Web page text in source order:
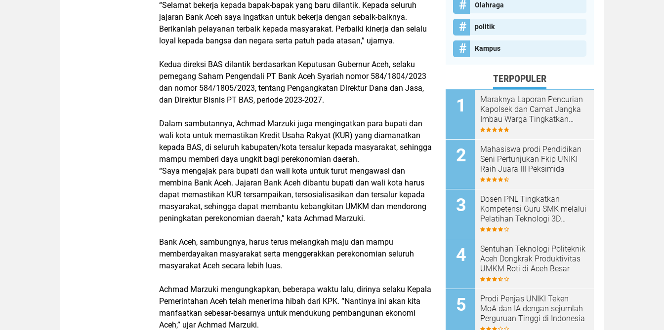
“Selamat bekerja kepada bapak-bapak yang baru dilantik. Kepada seluruh
jajaran Bank Aceh saya ingatkan untuk bekerja dengan sebaik-baiknya.
Berikanlah pelayanan terbaik kepada masyarakat. Perbaiki kinerja dan selalu
loyal kepada bangsa dan negara serta patuh pada atasan,” ujarnya.
Kedua direksi BAS dilantik berdasarkan Keputusan Gubernur Aceh, selaku
pemegang Saham Pengendali PT Bank Aceh Syariah nomor 584/1804/2023
dan nomor 584/1805/2023, tentang Pengangkatan Direktur Dana dan Jasa,
dan Direktur Bisnis PT BAS, periode 2023-2027.
Dalam sambutannya, Achmad Marzuki juga mengingatkan para bupati dan
wali kota untuk memastikan Kredit Usaha Rakyat (KUR) yang diamanatkan
kepada BAS, di seluruh kabupaten/kota tersalur kepada masyarakat, sehingga
mampu memberi daya ungkit bagi perekonomian daerah.
“Saya mengajak para bupati dan wali kota untuk turut mengawasi dan
membina Bank Aceh. Jajaran Bank Aceh dibantu bupati dan wali kota harus
dapat memastikan KUR tersampaikan, tersosialisasikan dan tersalur kepada
masyarakat, sehingga dapat membantu kebangkitan UMKM dan mendorong
peningkatan perekonomian daerah,” kata Achmad Marzuki.
Bank Aceh, sambungnya, harus terus melangkah maju dan mampu
memberdayakan masyarakat serta menggerakkan perekonomian seluruh
masyarakat Aceh secara lebih luas.
Achmad Marzuki mengungkapkan, beberapa waktu lalu, dirinya selaku Kepala
Pemerintahan Aceh telah menerima hibah dari KPK. “Nantinya ini akan kita
manfaatkan sebesar-besarnya untuk mendukung pembangunan ekonomi
Aceh,” ujar Achmad Marzuki.
Olahraga
politik
Kampus
TERPOPULER
Maraknya Laporan Pencurian
Kapolsek dan Camat Jangka
Imbau Warga Tingkatkan
Kewaspadaan
Mahasiswa prodi Pendidikan
Seni Pertunjukan Fkip UNIKI
Raih Juara III Peksimida
Dosen PNL Tingkatkan
Kompetensi Guru SMK melalui
Pelatihan Teknologi 3D
Printing
Sentuhan Teknologi Politeknik
Aceh Dongkrak Produktivitas
UMKM Roti di Aceh Besar
Prodi Penjas UNIKI Teken
MoA dan IA dengan sejumlah
Perguruan Tinggi di Indonesia